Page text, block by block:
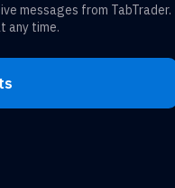
messages from TabTrader.
any time.